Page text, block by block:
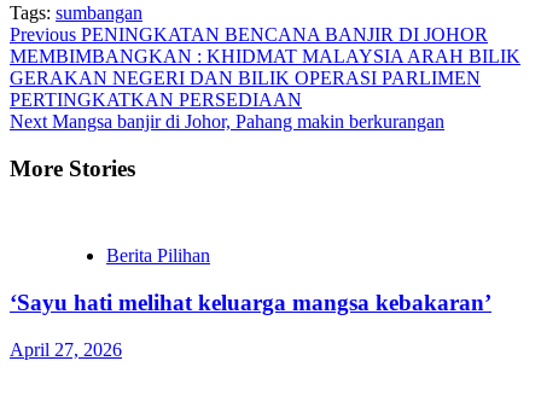
Tags: sumbangan
Continue
Reading
Previous PENINGKATAN BENCANA BANJIR DI JOHOR
MEMBIMBANGKAN : KHIDMAT MALAYSIA ARAH BILIK
GERAKAN NEGERI DAN BILIK OPERASI PARLIMEN
PERTINGKATKAN PERSEDIAAN
Next Mangsa banjir di Johor, Pahang makin berkurangan
More Stories
Berita Pilihan
‘Sayu hati melihat keluarga mangsa kebakaran’
April 27, 2026